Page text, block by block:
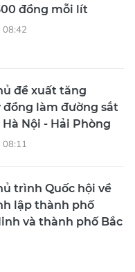
đồng mỗi lít
đề xuất tăng
đồng làm đường sắt
Hà Nội - Hải Phòng
trình Quốc hội về
lập thành phố
và thành phố Bắc